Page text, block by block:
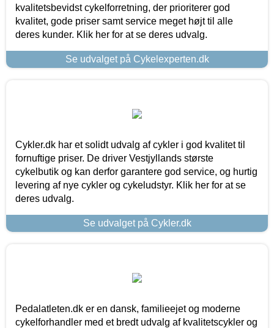
kvalitetsbevidst cykelforretning, der prioriterer god
kvalitet, gode priser samt service meget højt til alle
deres kunder. Klik her for at se deres udvalg.
Se udvalget på Cykelexperten.dk
Cykler.dk har et solidt udvalg af cykler i god kvalitet til
fornuftige priser. De driver Vestjyllands største
cykelbutik og kan derfor garantere god service, og hurtig
levering af nye cykler og cykeludstyr. Klik her for at se
deres udvalg.
Se udvalget på Cykler.dk
Pedalatleten.dk er en dansk, familieejet og moderne
cykelforhandler med et bredt udvalg af kvalitetscykler og